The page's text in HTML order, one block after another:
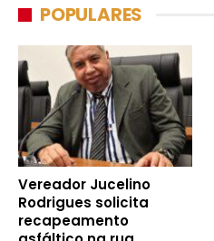
POPULARES
Vereador Jucelino
Rodrigues solicita
recapeamento